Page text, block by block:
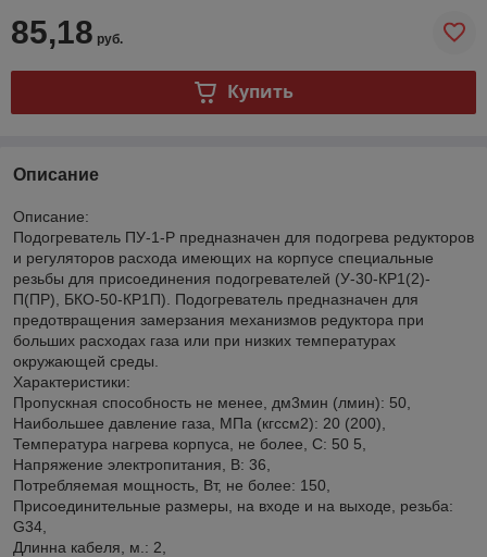
85,18 руб.
Купить
Описание
Описание:
Подогреватель ПУ-1-Р предназначен для подогрева редукторов
и регуляторов расхода имеющих на корпусе специальные
резьбы для присоединения подогревателей (У-30-КР1(2)-
П(ПР), БКО-50-КР1П). Подогреватель предназначен для
предотвращения замерзания механизмов редуктора при
больших расходах газа или при низких температурах
окружающей среды.
Характеристики:
Пропускная способность не менее, дм3мин (лмин): 50,
Наибольшее давление газа, МПа (кгссм2): 20 (200),
Температура нагрева корпуса, не более, C: 50 5,
Напряжение электропитания, В: 36,
Потребляемая мощность, Вт, не более: 150,
Присоединительные размеры, на входе и на выходе, резьба:
G34,
Длинна кабеля, м.: 2,